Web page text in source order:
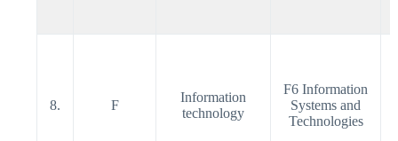
8. F
Information
technology
F6 Information
Systems and
Technologies